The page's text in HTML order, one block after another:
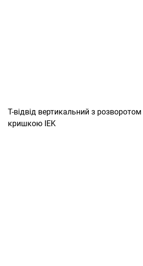
Т-відвід вертикальний з
кришкою IEK